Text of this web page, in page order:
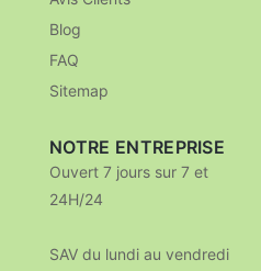
Blog
FAQ
Sitemap
NOTRE ENTREPRISE
Ouvert 7 jours sur 7 et
24H/24
SAV du lundi au vendredi